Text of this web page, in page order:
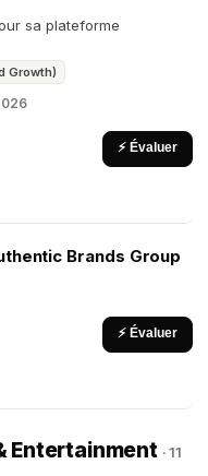
sa plateforme
Growth)
⚡ Évaluer
Brands Group
⚡ Évaluer
Entertainment · 11